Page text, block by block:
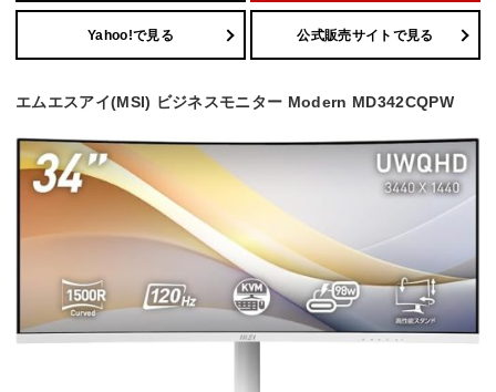
Yahoo!で見る 公式販売サイトで見る
エムエスアイ(MSI) ビジネスモニター Modern MD342CQPW